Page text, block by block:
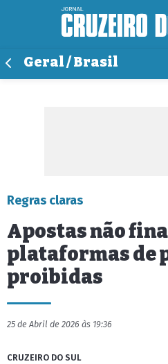
Geral / Brasil
Regras claras
Apostas não
plataformas de
proibidas
25 de Abril de 2026 às 19:36
CRUZEIRO DO SUL